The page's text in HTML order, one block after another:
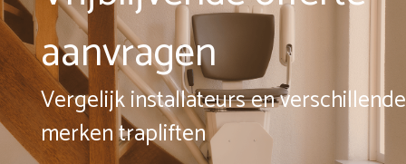
aanvragen
Vergelijk installateurs en verschillende
merken trapliften